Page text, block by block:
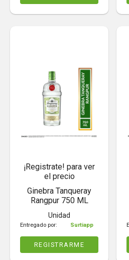
¡Registrate! para ver
el precio
Ginebra Tanqueray
Rangpur 750 ML
Unidad
Entregado por: Surtiapp
REGISTRARME